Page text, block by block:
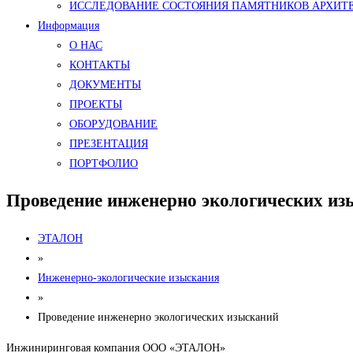
ИССЛЕДОВАНИЕ СОСТОЯНИЯ ПАМЯТНИКОВ
Информация
О НАС
КОНТАКТЫ
ДОКУМЕНТЫ
ПРОЕКТЫ
ОБОРУДОВАНИЕ
ПРЕЗЕНТАЦИЯ
ПОРТФОЛИО
Проведение инженерно экологических
ЭТАЛОН
»
Инженерно-экологические изыскания
»
Проведение инженерно экологических изысканий
Инжиниринговая компания ООО «ЭТАЛОН»